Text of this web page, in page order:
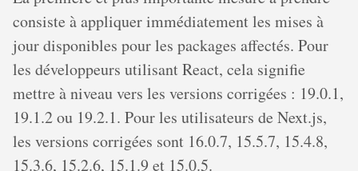
consiste à appliquer immédiatement les mises à
jour disponibles pour les packages affectés. Pour
les développeurs utilisant React, cela signifie
mettre à niveau vers les versions corrigées : 19.0.1,
19.1.2 ou 19.2.1. Pour les utilisateurs de Next.js,
les versions corrigées sont 16.0.7, 15.5.7, 15.4.8,
15.3.6, 15.2.6, 15.1.9 et 15.0.5.